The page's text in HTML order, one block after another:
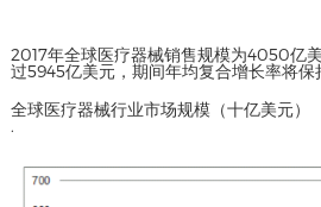
2017年全球医疗器械销售规模为4050亿
过5945亿美元，期间年均复合增长率将保
全球医疗器械行业市场规模（十亿美元）
.